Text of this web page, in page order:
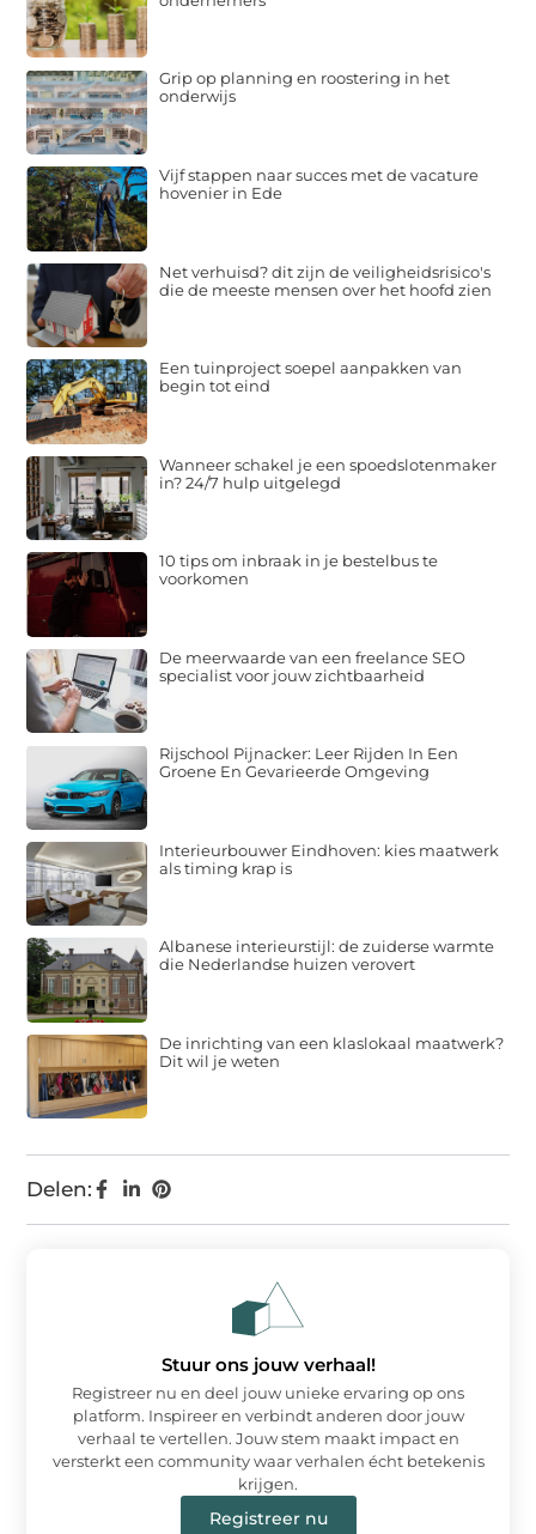
Delen:
Grip op planning en roostering in het
onderwijs
Vijf stappen naar succes met de vacature
hovenier in Ede
Net verhuisd? dit zijn de veiligheidsrisico's
die de meeste mensen over het hoofd zien
Een tuinproject soepel aanpakken van
begin tot eind
Wanneer schakel je een spoedslotenmaker
in? 24/7 hulp uitgelegd
10 tips om inbraak in je bestelbus te
voorkomen
De meerwaarde van een freelance SEO
specialist voor jouw zichtbaarheid
Rijschool Pijnacker: Leer Rijden In Een
Groene En Gevarieerde Omgeving
Interieurbouwer Eindhoven: kies maatwerk
als timing krap is
Albanese interieurstijl: de zuiderse warmte
die Nederlandse huizen verovert
De inrichting van een klaslokaal maatwerk?
Dit wil je weten
Stuur ons jouw verhaal!
Registreer nu en deel jouw unieke ervaring op ons
platform. Inspireer en verbindt anderen door jouw
verhaal te vertellen. Jouw stem maakt impact en
versterkt een community waar verhalen écht betekenis
krijgen.
Registreer nu